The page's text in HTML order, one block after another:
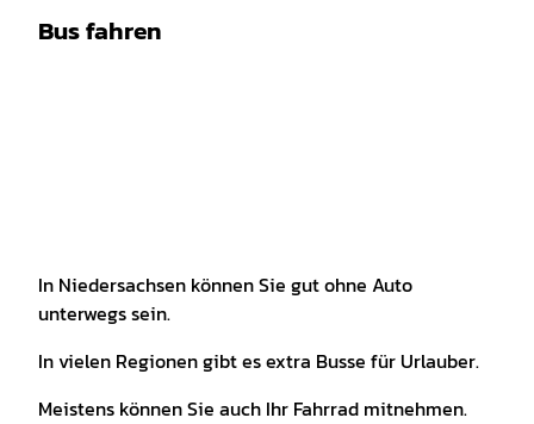
Bus fahren
In Niedersachsen können Sie gut ohne Auto
unterwegs sein.
In vielen Regionen gibt es extra Busse für Urlauber.
Meistens können Sie auch Ihr Fahrrad mitnehmen.